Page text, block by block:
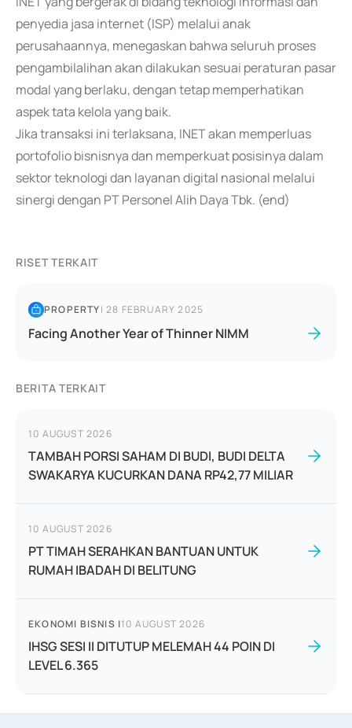
penyedia jasa internet (ISP) melalui anak
perusahaannya, menegaskan bahwa seluruh proses
pengambilalihan akan dilakukan sesuai peraturan pasar
modal yang berlaku, dengan tetap memperhatikan
aspek tata kelola yang baik.
Jika transaksi ini terlaksana, INET akan memperluas
portofolio bisnisnya dan memperkuat posisinya dalam
sektor teknologi dan layanan digital nasional melalui
sinergi dengan PT Personel Alih Daya Tbk. (end)
RISET TERKAIT
PROPERTY|28 FEBRUARY 2025
Facing Another Year of Thinner NIMM
BERITA TERKAIT
10 AUGUST 2026
TAMBAH PORSI SAHAM DI BUDI, BUDI DELTA
SWAKARYA KUCURKAN DANA RP42,77 MILIAR
10 AUGUST 2026
PT TIMAH SERAHKAN BANTUAN UNTUK
RUMAH IBADAH DI BELITUNG
EKONOMI BISNIS |10 AUGUST 2026
IHSG SESI II DITUTUP MELEMAH 44 POIN DI
LEVEL 6.365